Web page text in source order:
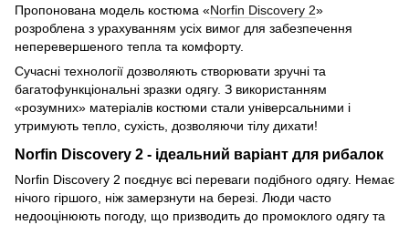
Пропонована модель костюма «Norfin Discovery 2»
розроблена з урахуванням усіх вимог для забезпечення
неперевершеного тепла та комфорту.
Сучасні технології дозволяють створювати зручні та
багатофункціональні зразки одягу. З використанням
«розумних» матеріалів костюми стали універсальними і
утримують тепло, сухість, дозволяючи тілу дихати!
Norfin Discovery 2 - ідеальний варіант для рибалок
Norfin Discovery 2 поєднує всі переваги подібного одягу. Немає
нічого гіршого, ніж замерзнути на березі. Люди часто
недооцінюють погоду, що призводить до промоклого одягу та